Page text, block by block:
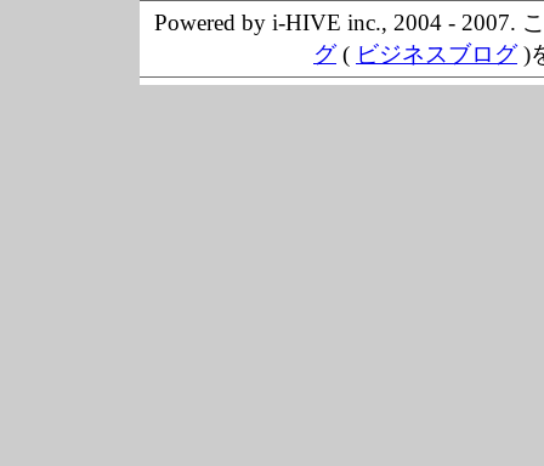
Powered by i-HIVE inc., 2004 - 2007.
グ( ビジネスブログ)